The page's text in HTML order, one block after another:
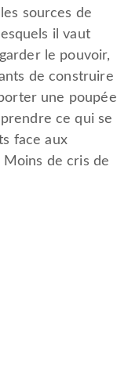
sources de
il vaut
le pouvoir,
de construire
une poupée
ce qui se
face aux
de cris de